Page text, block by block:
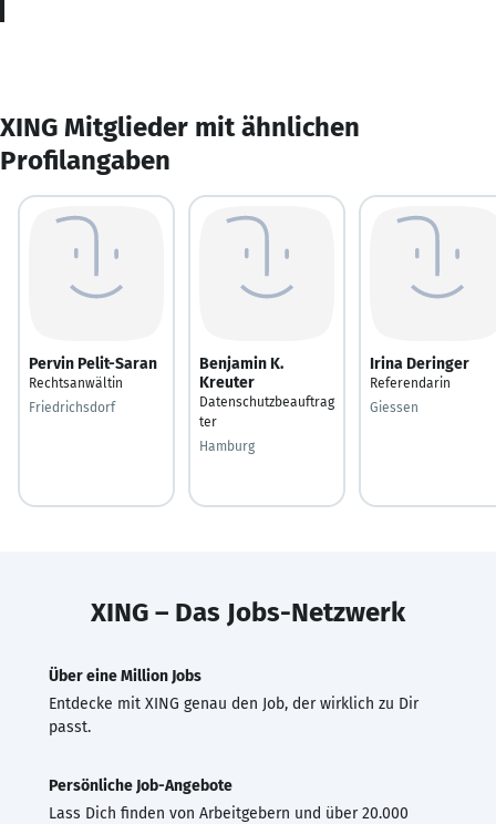
XING Mitglieder mit ähnlichen
Profilangaben
Pervin Pelit-Saran
Rechtsanwältin
Friedrichsdorf
Benjamin K.
Kreuter
Datenschutzbeauftrag
ter
Hamburg
Irina Deringer
Referendarin
Giessen
XING – Das Jobs-Netzwerk
Über eine Million Jobs
Entdecke mit XING genau den Job, der wirklich zu Dir
passt.
Persönliche Job-Angebote
Lass Dich finden von Arbeitgebern und über 20.000